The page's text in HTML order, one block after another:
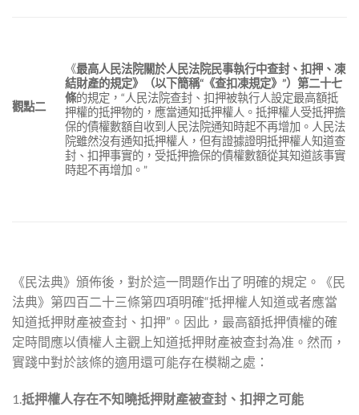
觀點二
《最高人民法院關於人民法院民事執行中查封、扣押、凍
結財產的規定》（以下簡稱“ 《查扣凍規定》”）第二十七
條的規定，“人民法院查封、扣押被執行人設定最高額抵
押權的抵押物的，應當通知抵押權人。抵押權人受抵押擔
保的債權數額自收到人民法院通知時起不再增加。人民法
院雖然沒有通知抵押權人，但有證據證明抵押權人知道查
封、扣押事實的，受抵押擔保的債權數額從其知道該事實
時起不再增加。”
《民法典》頒佈後，對於這一問題作出了明確的規定。《民
法典》第四百二十三條第四項明確“抵押權人知道或者應當
知道抵押財產被查封、扣押”。因此，最高額抵押債權的確
定時間應以債權人主觀上知道抵押財產被查封為准。然而，
實踐中對於該條的適用還可能存在模糊之處：
1.抵押權人存在不知曉抵押財產被查封、扣押之可能